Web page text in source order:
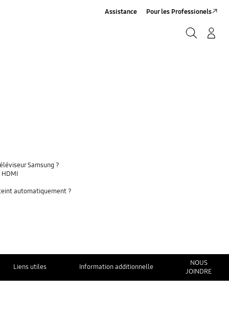
Assistance Pour les Professionels
Samsung ?
automatiquement ?
Liens utiles Information additionnelle
NOUS
JOINDRE